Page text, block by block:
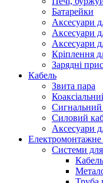
Батарейки
Аксесуари
Аксесуари
Аксесуари
Кріплення
Зарядні
Кабель
Звита пара
Сигнальний
Силовий
Аксесуари
Електромонтажне
Системи